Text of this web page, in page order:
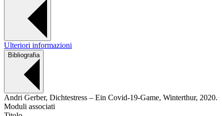
Ulteriori informazioni
Bibliografia
Andri Gerber, Dichtestress – Ein Covid-19-Game, Winterthur, 2020.
Moduli associati